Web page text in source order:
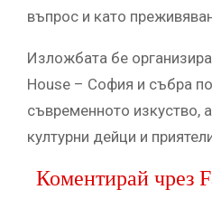
въпрос и като
Изложбата бе
House – София и събра
съвременното изкуство,
културни дейци и
Коментирай чрез